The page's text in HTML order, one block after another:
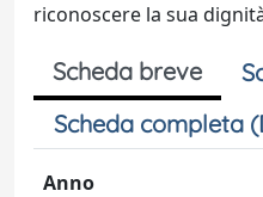
riconoscere la sua
Scheda breve
Scheda completa
Anno